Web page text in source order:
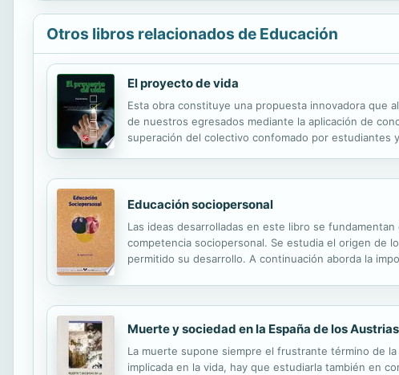
Otros libros relacionados de Educación
El proyecto de vida
Esta obra constituye una propuesta innovadora que
de nuestros egresados mediante la aplicación de
superación del colectivo confomado por estudiantes
Educación sociopersonal
Las ideas desarrolladas en este libro se
competencia sociopersonal. Se estudia el origen de
permitido su desarrollo. A continuación aborda la
Muerte y sociedad en la España de los Austrias
La muerte supone siempre el frustrante término de
implicada en la vida, hay que estudiarla también en